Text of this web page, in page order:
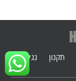
תקנון נגישות